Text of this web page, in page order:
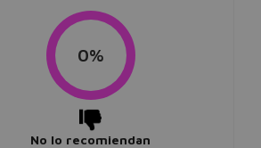
0%
No lo recomiendan